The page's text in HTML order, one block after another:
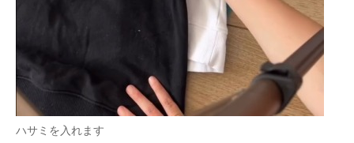
ハサミを入れます